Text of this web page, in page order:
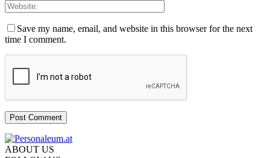
Save my name, email, and website in this browser for the next
time I comment.
ABOUT US